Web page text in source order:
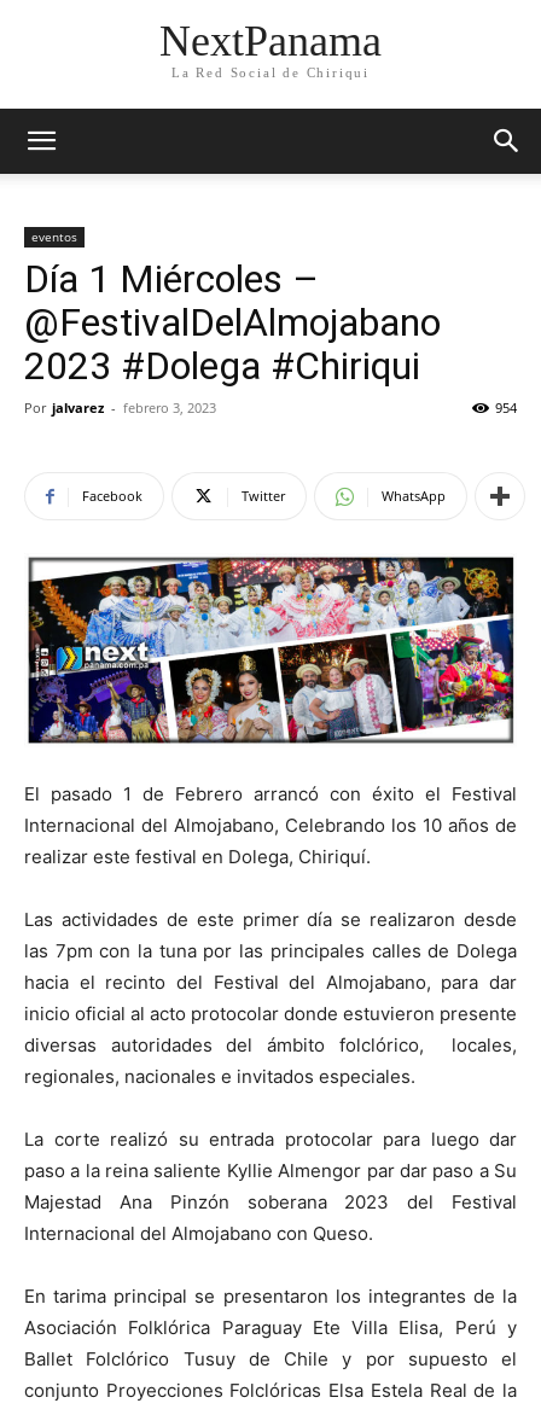
NextPanama
La Red Social de Chiriqui
eventos
Día 1 Miércoles –
@FestivalDelAlmojabano
2023 #Dolega #Chiriqui
Por jalvarez - febrero 3, 2023 954
Facebook Twitter WhatsApp
El pasado 1 de Febrero arrancó con éxito el Festival
Internacional del Almojabano, Celebrando los 10 años de
realizar este festival en Dolega, Chiriquí.
Las actividades de este primer día se realizaron desde
las 7pm con la tuna por las principales calles de Dolega
hacia el recinto del Festival del Almojabano, para dar
inicio oficial al acto protocolar donde estuvieron presente
diversas autoridades del ámbito folclórico, locales,
regionales, nacionales e invitados especiales.
La corte realizó su entrada protocolar para luego dar
paso a la reina saliente Kyllie Almengor par dar paso a Su
Majestad Ana Pinzón soberana 2023 del Festival
Internacional del Almojabano con Queso.
En tarima principal se presentaron los integrantes de la
Asociación Folklórica Paraguay Ete Villa Elisa, Perú y
Ballet Folclórico Tusuy de Chile y por supuesto el
conjunto Proyecciones Folclóricas Elsa Estela Real de la